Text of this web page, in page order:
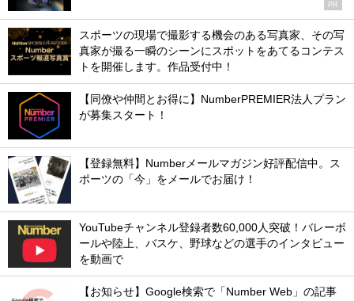
PR
スポーツの現場で撮影する機会のある写真家、その写
真家が撮る一瞬のシーンにスポットをあてるコンテス
トを開催します。作品受付中！
【同僚や仲間とお得に】NumberPREMIER法人プラン
が募集スタート！
【登録無料】Numberメールマガジン好評配信中。ス
ポーツの「今」をメールでお届け！
YouTubeチャンネル登録者数60,000人突破！バレーボ
ールや陸上、バスケ、野球などの選手のインタビュー
を動画で
【お知らせ】Google検索で「Number Web」の記事